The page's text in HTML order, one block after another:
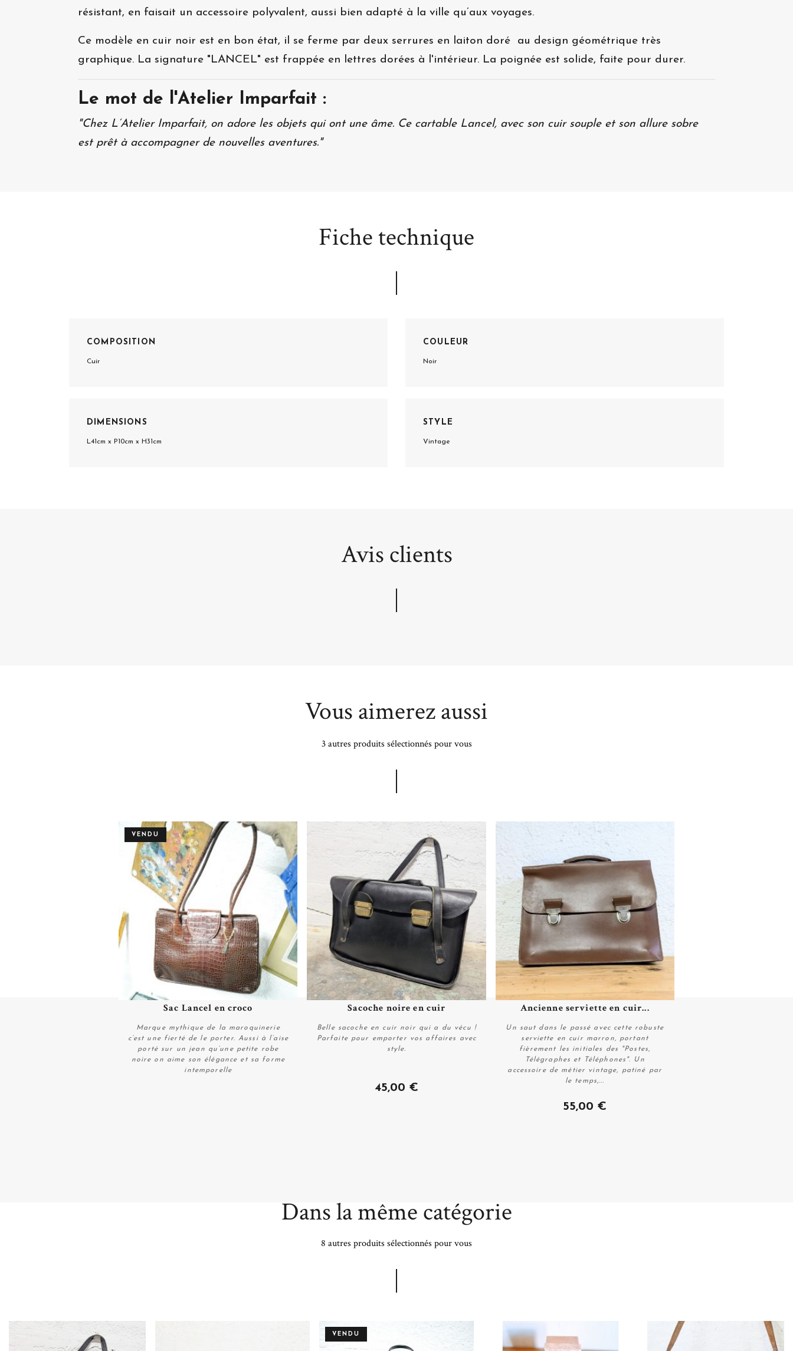
résistant, en faisait un accessoire polyvalent, aussi bien adapté à la ville qu’aux voyages.
Ce modèle en cuir noir est en bon état, il se ferme par deux serrures en laiton doré au design géométrique très
graphique. La signature "LANCEL" est frappée en lettres dorées à l'intérieur. La poignée est solide, faite pour durer.
Le mot de l'Atelier Imparfait :
"Chez L’Atelier Imparfait, on adore les objets qui ont une âme. Ce cartable Lancel, avec son cuir souple et son allure sobre
est prêt à accompagner de nouvelles aventures."
Fiche technique
COMPOSITION
Cuir
COULEUR
Noir
DIMENSIONS
L41cm x P10cm x H31cm
STYLE
Vintage
Avis clients
Vous aimerez aussi
3 autres produits sélectionnés pour vous
Plus de détails
VENDU
Sac Lancel en croco
Marque mythique de la maroquinerie
c’est une fierté de le porter. Aussi à l’aise
porté sur un jean qu’une petite robe
noire on aime son élégance et sa forme
intemporelle
Acheter
Plus de détails
Sacoche noire en cuir
Belle sacoche en cuir noir qui a du vécu !
Parfaite pour emporter vos affaires avec
style.
45,00 € Acheter
Plus de détails
Ancienne serviette en cuir...
Un saut dans le passé avec cette robuste
serviette en cuir marron, portant
fièrement les initiales des "Postes,
Télégraphes et Téléphones". Un
accessoire de métier vintage, patiné par
le temps,...
55,00 €
Dans la même catégorie
8 autres produits sélectionnés pour vous
VENDU